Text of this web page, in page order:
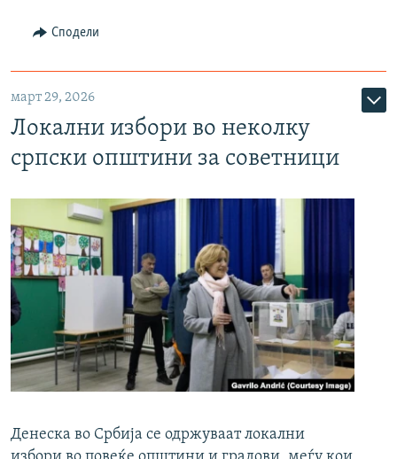
Сподели
март 29, 2026
Локални избори во неколку
српски општини за советници
Денеска во Србија се одржуваат локални